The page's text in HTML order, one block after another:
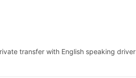
transfer with English speaking driver